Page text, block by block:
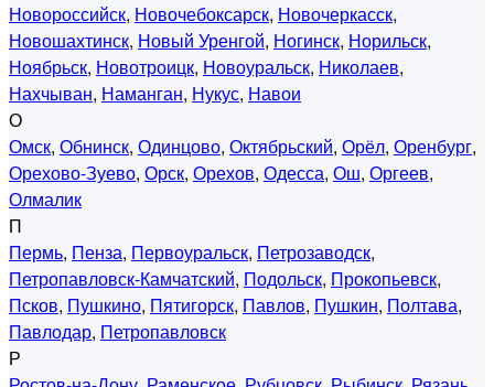
Новороссийск, Новочебоксарск, Новочеркасск,
Новошахтинск, Новый Уренгой, Ногинск, Норильск,
Ноябрьск, Новотроицк, Новоуральск, Николаев,
Нахчыван, Наманган, Нукус, Навои
О
Омск, Обнинск, Одинцово, Октябрьский, Орёл, Оренбург,
Орехово-Зуево, Орск, Орехов, Одесса, Ош, Оргеев,
Олмалик
П
Пермь, Пенза, Первоуральск, Петрозаводск,
Петропавловск-Камчатский, Подольск, Прокопьевск,
Псков, Пушкино, Пятигорск, Павлов, Пушкин, Полтава,
Павлодар, Петропавловск
Р